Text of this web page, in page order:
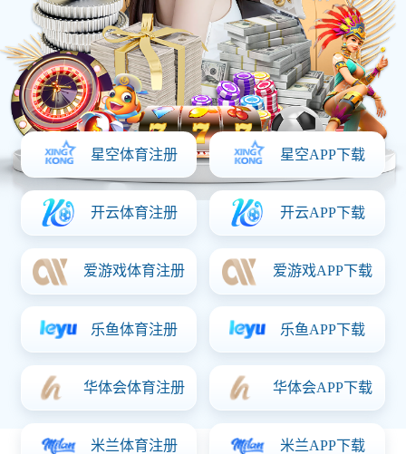
控制板
“控制板”通常是指一种电子电路板，用于控制和调节其他设备或
系统的运行。它通常包含各种元件，如微处理器、传感器、执
行器、电源管理模块等，能够接收外部输入信号并产生相应的
输出，进而控制设备的行为。控制板的设计和功能会根据其应
效率和精确度
联系猜球